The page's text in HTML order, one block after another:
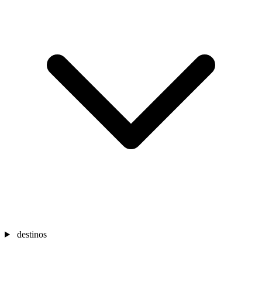
destinos